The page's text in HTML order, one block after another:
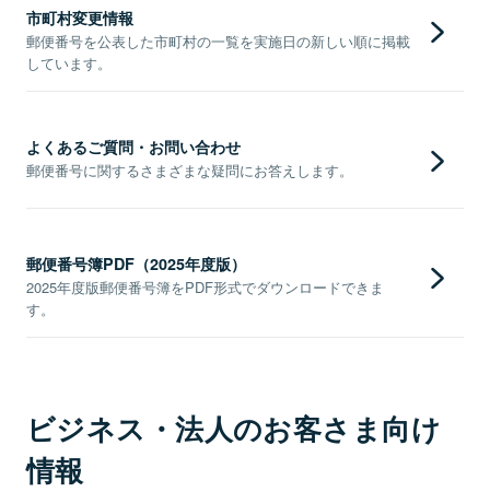
市町村変更情報
郵便番号を公表した市町村の一覧を実施日の新しい順に掲載
しています。
よくあるご質問・お問い合わせ
郵便番号に関するさまざまな疑問にお答えします。
郵便番号簿PDF（2025年度版）
2025年度版郵便番号簿をPDF形式でダウンロードできま
す。
ビジネス・法人のお客さま向け
情報